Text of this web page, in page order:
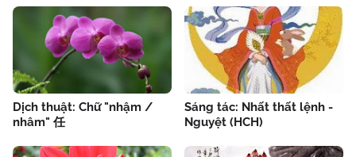
Dịch thuật: Chữ "nhậm /
nhâm" 任
Sáng tác: Nhất thất lệnh -
Nguyệt (HCH)